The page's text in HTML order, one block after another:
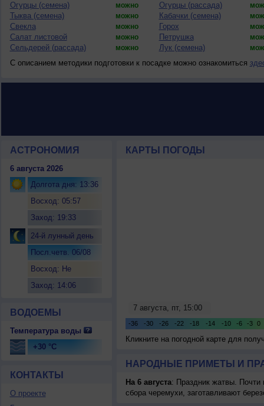
Огурцы (семена) можно Огурцы (рассада)
Тыква (семена) можно Кабачки (семена)
Свекла можно Горох
Салат листовой можно Петрушка
Сельдерей (рассада) можно Лук (семена)
С описанием методики подготовки к посадке можно ознакомиться
АСТРОНОМИЯ
6 августа 2026
Долгота дня: 13:36
Восход: 05:57
Заход: 19:33
24-й лунный день
Посл.четв. 06/08
Восход: Не
Заход: 14:06
ВОДОЕМЫ
Температура воды
+30 °C
КОНТАКТЫ
О проекте
КАРТЫ ПОГОДЫ
Кликните на погодной карте для
НАРОДНЫЕ ПРИМЕТЫ И
На 6 августа: Праздник жатвы. Почти
сбора черемухи, заготавливают